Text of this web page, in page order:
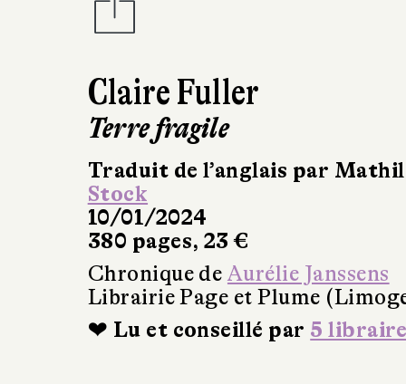
Claire Fuller
Terre fragile
Traduit de l’anglais par
Stock
10/01/2024
380 pages, 23 €
Chronique de Aurélie Janssens
Librairie Page et Plume
❤ Lu et conseillé par 5